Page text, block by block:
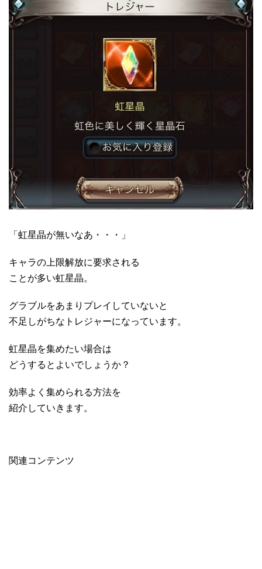
「虹星晶が無いなあ・・・」
キャラの上限解放に要求される
ことが多い虹星晶。
グラブルをあまりプレイしていないと
不足しがちなトレジャーになっています。
虹星晶を集めたい場合は
どうするとよいでしょうか？
効率よく集められる方法を
紹介していきます。
関連コンテンツ